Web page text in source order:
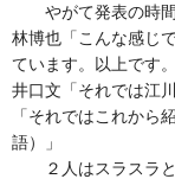
やがて発表の時間
林博也「こんな感じ
ています。以上です
井口文「それでは江
「それではこれから
語）」
２人はスラスラと